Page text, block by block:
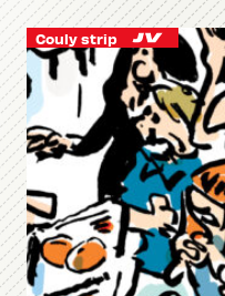
Couly strip